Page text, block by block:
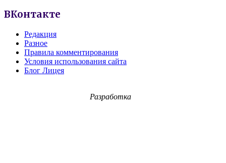
ВКонтакте
Редакция
Разное
Правила комментирования
Условия использования сайта
Блог Лицея
Разработка